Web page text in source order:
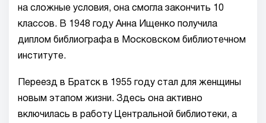
на сложные условия, она смогла закончить 10
классов. В 1948 году Анна Ищенко получила
диплом библиографа в Московском библиотечном
институте.
Переезд в Братск в 1955 году стал для женщины
новым этапом жизни. Здесь она активно
включилась в работу Центральной библиотеки, а